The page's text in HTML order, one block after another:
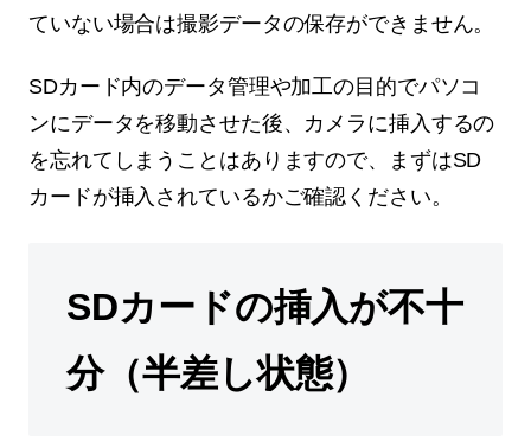
ていない場合は撮影データの保存ができません。
SDカード内のデータ管理や加工の目的でパソコ
ンにデータを移動させた後、カメラに挿入するの
を忘れてしまうことはありますので、まずはSD
カードが挿入されているかご確認ください。
SDカードの挿入が不十
分（半差し状態）